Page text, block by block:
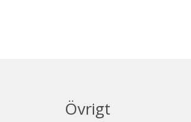
Övrigt